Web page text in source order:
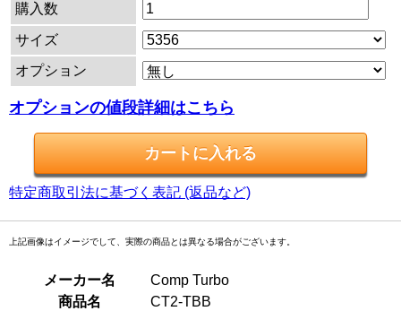
購入数
サイズ
オプション
オプションの値段詳細はこちら
特定商取引法に基づく表記 (返品など)
上記画像はイメージでして、実際の商品とは異なる場合がございます。
メーカー名
Comp Turbo
商品名
CT2-TBB